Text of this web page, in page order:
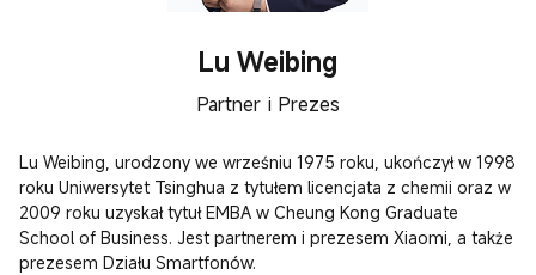
Lu Weibing
Partner i Prezes
Lu Weibing, urodzony we wrześniu 1975 roku, ukończył w 1998
roku Uniwersytet Tsinghua z tytułem licencjata z chemii oraz w
2009 roku uzyskał tytuł EMBA w Cheung Kong Graduate
School of Business. Jest partnerem i prezesem Xiaomi, a także
prezesem Działu Smartfonów.